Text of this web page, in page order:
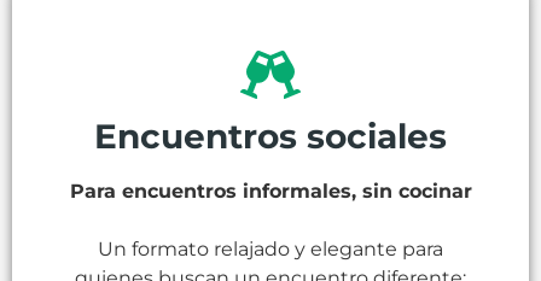
Encuentros sociales
Para encuentros informales, sin cocinar
Un formato relajado y elegante para